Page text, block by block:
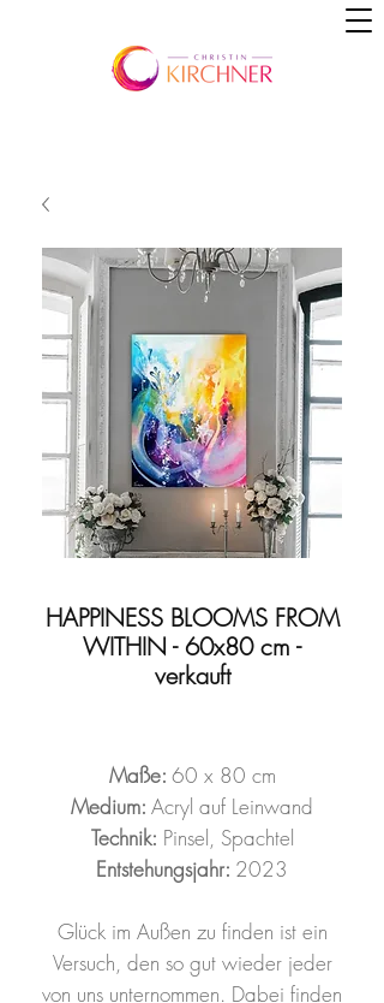
HAPPINESS BLOOMS FROM
WITHIN - 60x80 cm -
verkauft
Maße: 60 x 80 cm
Medium: Acryl auf Leinwand
Technik: Pinsel, Spachtel
Entstehungsjahr: 2023
Glück im Außen zu finden ist ein
Versuch, den so gut wieder jeder
von uns unternommen. Dabei finden